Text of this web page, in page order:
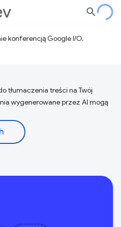
konferencją Google I/O.
tłumaczenia treści na Twój
wygenerowane przez AI mogą